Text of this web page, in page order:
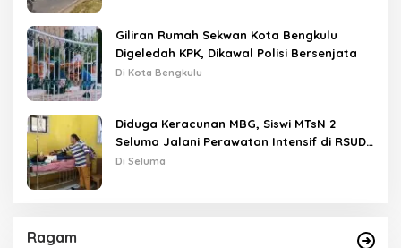
Giliran Rumah Sekwan Kota Bengkulu
Digeledah KPK, Dikawal Polisi Bersenjata
Di Kota Bengkulu
Diduga Keracunan MBG, Siswi MTsN 2
Seluma Jalani Perawatan Intensif di RSUD
Tais
Di Seluma
Ragam